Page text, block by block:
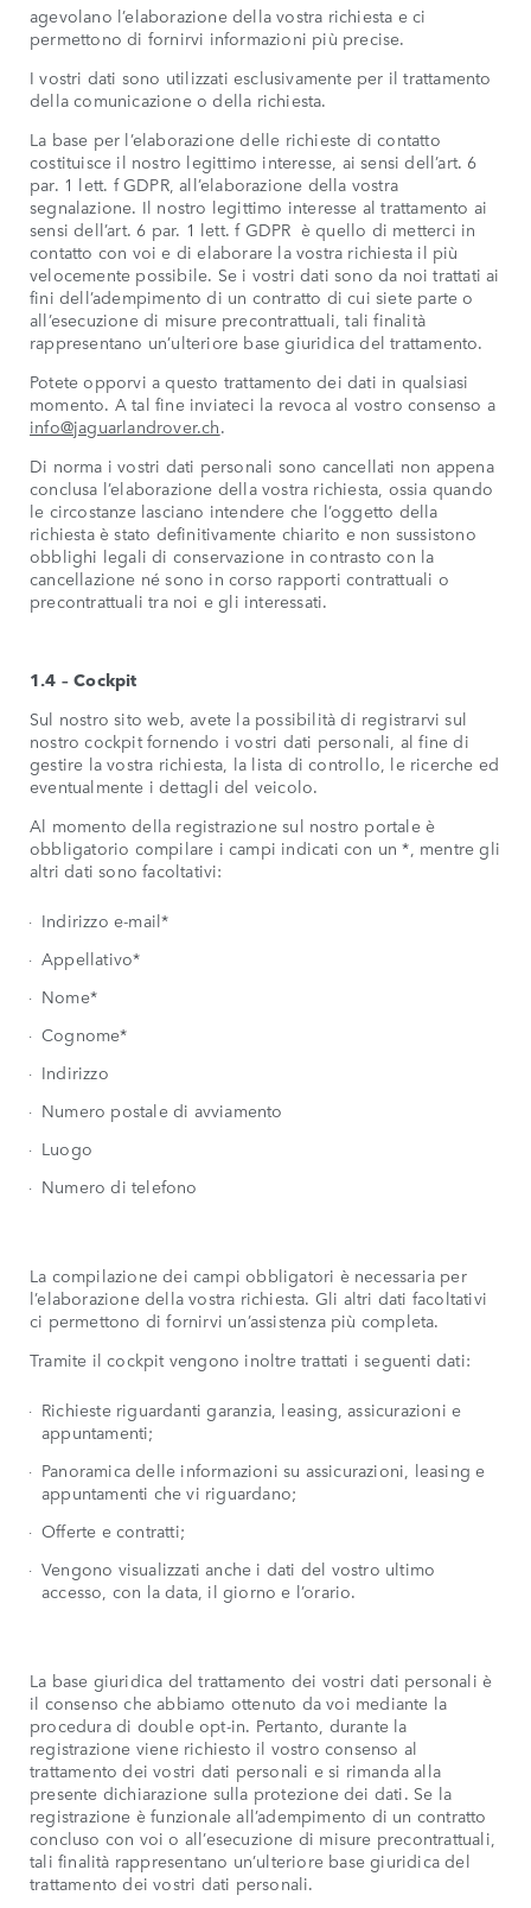
agevolano l’elaborazione della vostra richiesta e ci
permettono di fornirvi informazioni più precise.
I vostri dati sono utilizzati esclusivamente per il trattamento
della comunicazione o della richiesta.
La base per l’elaborazione delle richieste di contatto
costituisce il nostro legittimo interesse, ai sensi dell’art. 6
par. 1 lett. f GDPR, all’elaborazione della vostra
segnalazione. Il nostro legittimo interesse al trattamento ai
sensi dell’art. 6 par. 1 lett. f GDPR è quello di metterci in
contatto con voi e di elaborare la vostra richiesta il più
velocemente possibile. Se i vostri dati sono da noi trattati ai
fini dell’adempimento di un contratto di cui siete parte o
all’esecuzione di misure precontrattuali, tali finalità
rappresentano un’ulteriore base giuridica del trattamento.
Potete opporvi a questo trattamento dei dati in qualsiasi
momento. A tal fine inviateci la revoca al vostro consenso a
info@jaguarlandrover.ch.
Di norma i vostri dati personali sono cancellati non appena
conclusa l’elaborazione della vostra richiesta, ossia quando
le circostanze lasciano intendere che l’oggetto della
richiesta è stato definitivamente chiarito e non sussistono
obblighi legali di conservazione in contrasto con la
cancellazione né sono in corso rapporti contrattuali o
precontrattuali tra noi e gli interessati.
1.4 – Cockpit
Sul nostro sito web, avete la possibilità di registrarvi sul
nostro cockpit fornendo i vostri dati personali, al fine di
gestire la vostra richiesta, la lista di controllo, le ricerche ed
eventualmente i dettagli del veicolo.
Al momento della registrazione sul nostro portale è
obbligatorio compilare i campi indicati con un *, mentre gli
altri dati sono facoltativi:
Indirizzo e-mail*
Appellativo*
Nome*
Cognome*
Indirizzo
Numero postale di avviamento
Luogo
Numero di telefono
La compilazione dei campi obbligatori è necessaria per
l’elaborazione della vostra richiesta. Gli altri dati facoltativi
ci permettono di fornirvi un’assistenza più completa.
Tramite il cockpit vengono inoltre trattati i seguenti dati:
Richieste riguardanti garanzia, leasing, assicurazioni e
appuntamenti;
Panoramica delle informazioni su assicurazioni, leasing e
appuntamenti che vi riguardano;
Offerte e contratti;
Vengono visualizzati anche i dati del vostro ultimo
accesso, con la data, il giorno e l’orario.
La base giuridica del trattamento dei vostri dati personali è
il consenso che abbiamo ottenuto da voi mediante la
procedura di double opt-in. Pertanto, durante la
registrazione viene richiesto il vostro consenso al
trattamento dei vostri dati personali e si rimanda alla
presente dichiarazione sulla protezione dei dati. Se la
registrazione è funzionale all’adempimento di un contratto
concluso con voi o all’esecuzione di misure precontrattuali,
tali finalità rappresentano un’ulteriore base giuridica del
trattamento dei vostri dati personali.